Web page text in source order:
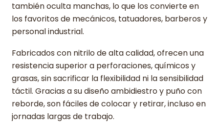
también oculta manchas, lo que los convierte en
los favoritos de mecánicos, tatuadores, barberos y
personal industrial.
Fabricados con nitrilo de alta calidad, ofrecen una
resistencia superior a perforaciones, químicos y
grasas, sin sacrificar la flexibilidad ni la sensibilidad
táctil. Gracias a su diseño ambidiestro y puño con
reborde, son fáciles de colocar y retirar, incluso en
jornadas largas de trabajo.